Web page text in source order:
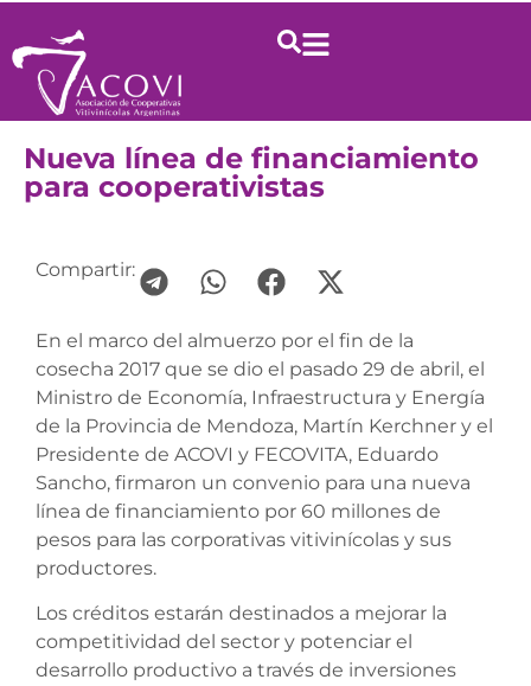
Nueva línea de financiamiento
para cooperativistas
Compartir:
En el marco del almuerzo por el fin de la
cosecha 2017 que se dio el pasado 29 de abril, el
Ministro de Economía, Infraestructura y Energía
de la Provincia de Mendoza, Martín Kerchner y el
Presidente de ACOVI y FECOVITA, Eduardo
Sancho, firmaron un convenio para una nueva
línea de financiamiento por 60 millones de
pesos para las corporativas vitivinícolas y sus
productores.
Los créditos estarán destinados a mejorar la
competitividad del sector y potenciar el
desarrollo productivo a través de inversiones